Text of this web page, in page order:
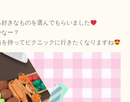
きなものを選んでもらいました
ー？
持ってピクニックに行きたくなりますね